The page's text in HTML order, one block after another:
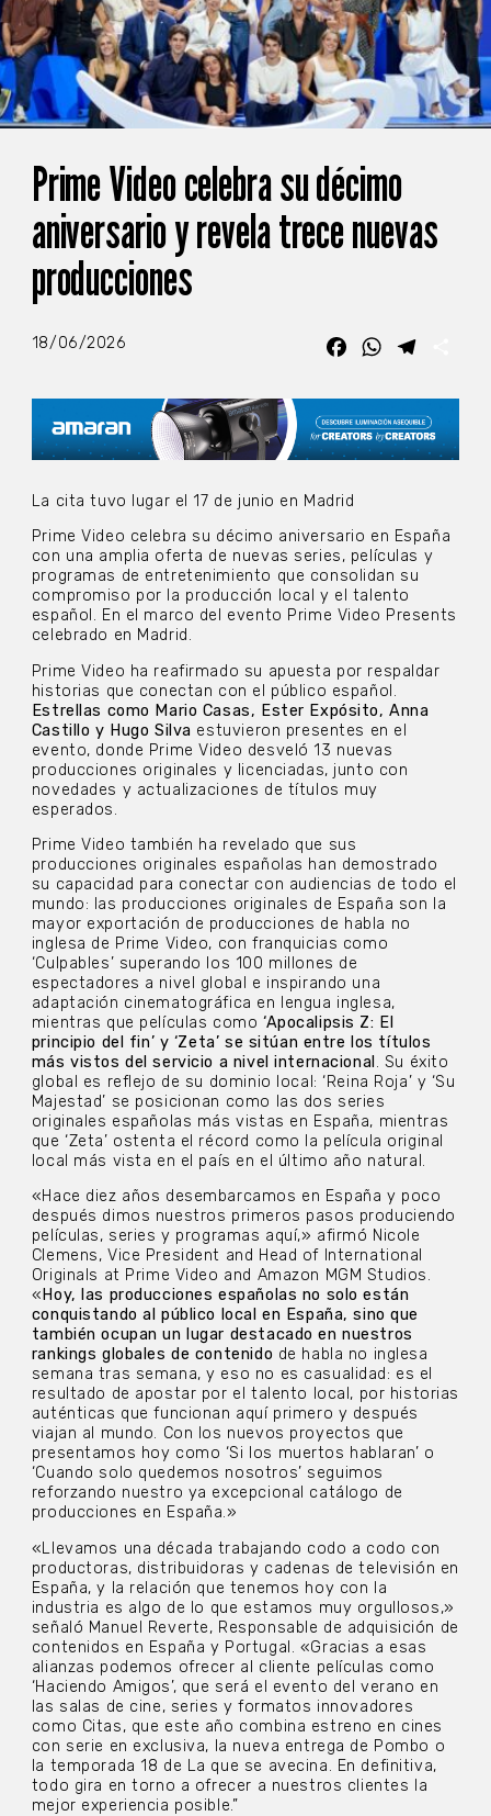
Prime Video celebra su décimo
aniversario y revela trece nuevas
producciones
18/06/2026 FacebookWhatsApp
La cita tuvo lugar el 17 de junio en Madrid
Prime Video celebra su décimo aniversario en España
con una amplia oferta de nuevas series, películas y
programas de entretenimiento que consolidan su
compromiso por la producción local y el talento
español. En el marco del evento Prime Video Presents
celebrado en Madrid.
Prime Video ha reafirmado su apuesta por respaldar
historias que conectan con el público español.
Estrellas como Mario Casas, Ester Expósito, Anna
Castillo y Hugo Silva estuvieron presentes en el
evento, donde Prime Video desveló 13 nuevas
producciones originales y licenciadas, junto con
novedades y actualizaciones de títulos muy
esperados.
Prime Video también ha revelado que sus
producciones originales españolas han demostrado
su capacidad para conectar con audiencias de todo el
mundo: las producciones originales de España son la
mayor exportación de producciones de habla no
inglesa de Prime Video, con franquicias como
‘Culpables’ superando los 100 millones de
espectadores a nivel global e inspirando una
adaptación cinematográfica en lengua inglesa,
mientras que películas como ‘Apocalipsis Z: El
principio del fin’ y ‘Zeta’ se sitúan entre los títulos
más vistos del servicio a nivel internacional . Su éxito
global es reflejo de su dominio local: ‘Reina Roja’ y ‘Su
Majestad’ se posicionan como las dos series
originales españolas más vistas en España, mientras
que ‘Zeta’ ostenta el récord como la película original
local más vista en el país en el último año natural.
«Hace diez años desembarcamos en España y poco
después dimos nuestros primeros pasos produciendo
películas, series y programas aquí,» afirmó Nicole
Clemens, Vice President and Head of International
Originals at Prime Video and Amazon MGM Studios.
«Hoy, las producciones españolas no solo están
conquistando al público local en España, sino que
también ocupan un lugar destacado en nuestros
rankings globales de contenido de habla no inglesa
semana tras semana, y eso no es casualidad: es el
resultado de apostar por el talento local, por historias
auténticas que funcionan aquí primero y después
viajan al mundo. Con los nuevos proyectos que
presentamos hoy como ‘Si los muertos hablaran’ o
‘Cuando solo quedemos nosotros’ seguimos
reforzando nuestro ya excepcional catálogo de
producciones en España.»
«Llevamos una década trabajando codo a codo con
productoras, distribuidoras y cadenas de televisión en
España, y la relación que tenemos hoy con la
industria es algo de lo que estamos muy orgullosos,»
señaló Manuel Reverte, Responsable de adquisición de
contenidos en España y Portugal. «Gracias a esas
alianzas podemos ofrecer al cliente películas como
‘Haciendo Amigos’, que será el evento del verano en
las salas de cine, series y formatos innovadores
como Citas, que este año combina estreno en cines
con serie en exclusiva, la nueva entrega de Pombo o
la temporada 18 de La que se avecina. En definitiva,
todo gira en torno a ofrecer a nuestros clientes la
mejor experiencia posible.”